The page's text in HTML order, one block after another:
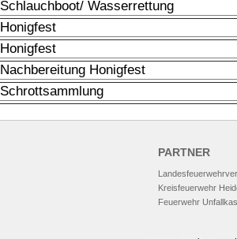
Schlauchboot/ Wasserrettung
Honigfest
Honigfest
Nachbereitung Honigfest
Schrottsammlung
PARTNER
Kreisfeuerwehr
Feuerwehr